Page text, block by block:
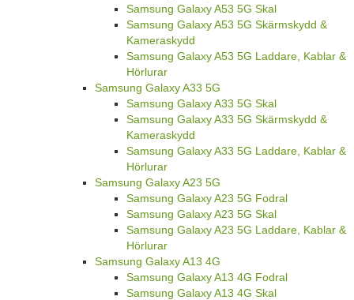
Samsung Galaxy A53 5G Skal
Samsung Galaxy A53 5G Skärmskydd &
Kameraskydd
Samsung Galaxy A53 5G Laddare, Kablar &
Hörlurar
Samsung Galaxy A33 5G
Samsung Galaxy A33 5G Skal
Samsung Galaxy A33 5G Skärmskydd &
Kameraskydd
Samsung Galaxy A33 5G Laddare, Kablar &
Hörlurar
Samsung Galaxy A23 5G
Samsung Galaxy A23 5G Fodral
Samsung Galaxy A23 5G Skal
Samsung Galaxy A23 5G Laddare, Kablar &
Hörlurar
Samsung Galaxy A13 4G
Samsung Galaxy A13 4G Fodral
Samsung Galaxy A13 4G Skal